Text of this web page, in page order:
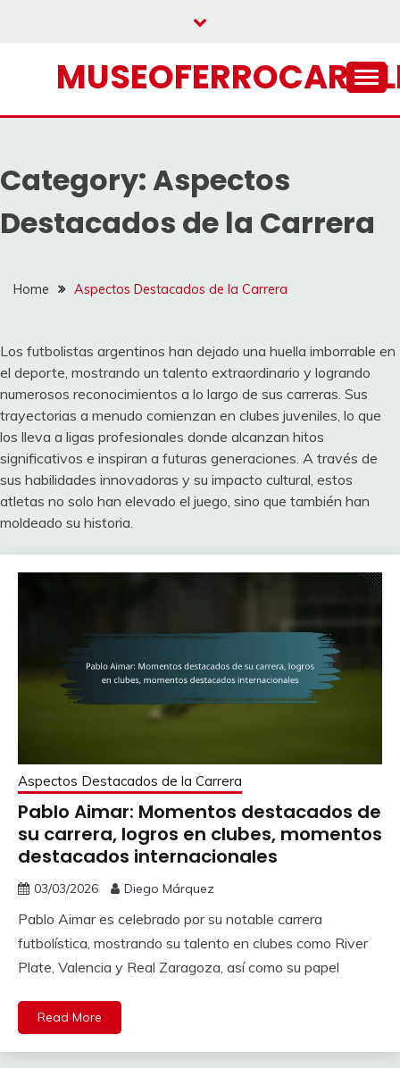
Category:Aspectos
Destacados de la Carrera
Home Aspectos Destacados de la Carrera
Los futbolistas argentinos han dejado una huella imborrable en
el deporte, mostrando un talento extraordinario y logrando
numerosos reconocimientos a lo largo de sus carreras. Sus
trayectorias a menudo comienzan en clubes juveniles, lo que
los lleva a ligas profesionales donde alcanzan hitos
significativos e inspiran a futuras generaciones. A través de
sus habilidades innovadoras y su impacto cultural, estos
atletas no solo han elevado el juego, sino que también han
moldeado su historia.
Aspectos Destacados de la Carrera
Pablo Aimar: Momentos destacados de
su carrera, logros en clubes, momentos
destacados internacionales
03/03/2026 Diego Márquez
Pablo Aimar es celebrado por su notable carrera
futbolística, mostrando su talento en clubes como River
Plate, Valencia y Real Zaragoza, así como su papel
Read More